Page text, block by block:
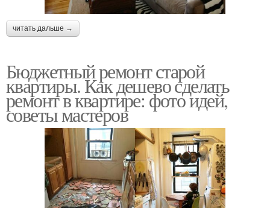
читать дальше →
Бюджетный ремонт старой
квартиры. Как дешево сделать
ремонт в квартире: фото идей,
советы мастеров